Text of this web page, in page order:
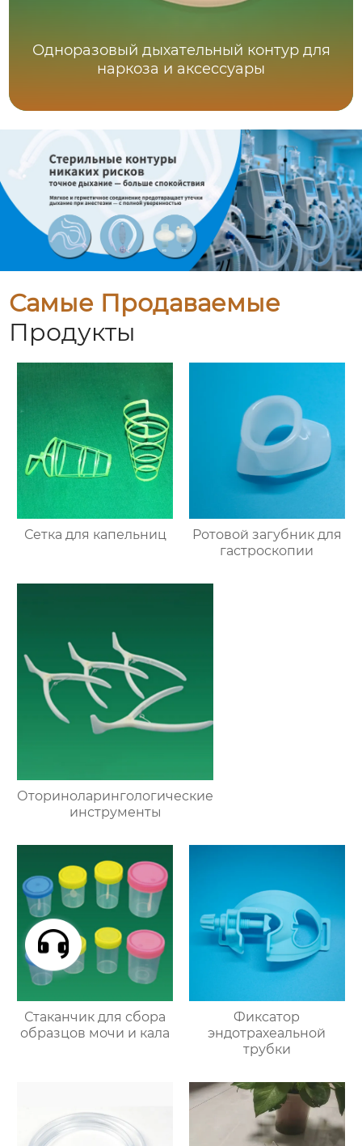
Одноразовый дыхательный контур для
наркоза и аксессуары
Самые Продаваемые
Продукты
Сетка для капельниц
Ротовой загубник для
гастроскопии
Оториноларингологические
инструменты
Стаканчик для сбора
образцов мочи и кала
Фиксатор
эндотрахеальной
трубки